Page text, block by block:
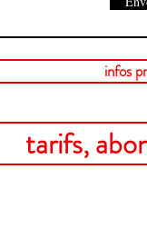
infos
tarifs,